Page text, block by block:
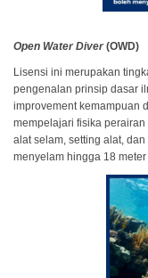
Open Water Diver (OWD)
Lisensi ini merupakan
pengenalan prinsip dasar
improvement kemampuan
mempelajari fisika
alat selam, setting alat,
menyelam hingga 18